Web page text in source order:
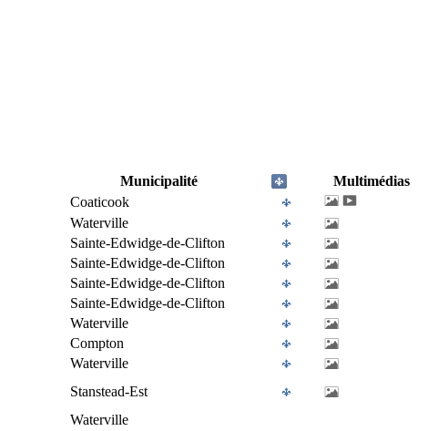
Municipalité
Multimédias
Coaticook
Waterville
Sainte-Edwidge-de-Clifton
Sainte-Edwidge-de-Clifton
Sainte-Edwidge-de-Clifton
Sainte-Edwidge-de-Clifton
Waterville
Compton
Waterville
Stanstead-Est
Waterville